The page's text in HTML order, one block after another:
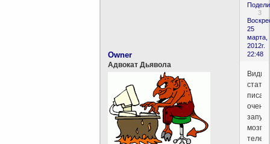
3
25
марта,
2012г.
22:48
Owner
Адвокат Дьявола
писал
очень